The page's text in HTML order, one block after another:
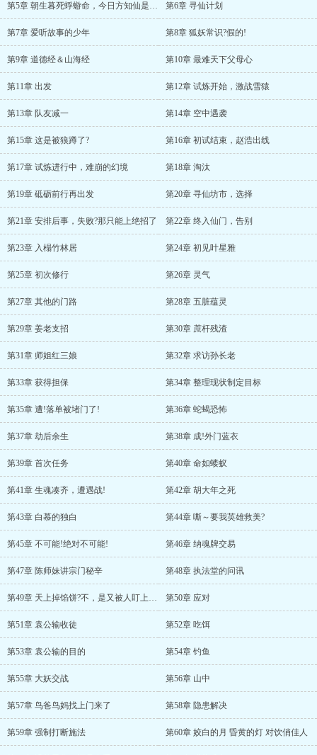
第5章 朝生暮死蜉蝣命，今日方知仙是仙! 第6章 寻仙计划
第7章 爱听故事的少年 第8章 狐妖常识?假的!
第9章 道德经＆山海经 第10章 最难天下父母心
第11章 出发 第12章 试炼开始，激战雪猿
第13章 队友减一 第14章 空中遇袭
第15章 这是被狼蹲了? 第16章 初试结束，赵浩出线
第17章 试炼进行中，难崩的幻境 第18章 淘汰
第19章 砥砺前行再出发 第20章 寻仙坊市，选择
第21章 安排后事，失败?那只能上绝招了 第22章 终入仙门，告别
第23章 入榻竹林居 第24章 初见叶星雅
第25章 初次修行 第26章 灵气
第27章 其他的门路 第28章 五脏蕴灵
第29章 姜老支招 第30章 蔗杆残渣
第31章 师姐红三娘 第32章 求访孙长老
第33章 获得担保 第34章 整理现状制定目标
第35章 遭!落单被堵门了! 第36章 蛇蝎恐怖
第37章 劫后余生 第38章 成!外门蓝衣
第39章 首次任务 第40章 命如蝼蚁
第41章 生魂凑齐，遭遇战! 第42章 胡大年之死
第43章 白慕的独白 第44章 嘶～要我英雄救美?
第45章 不可能!绝对不可能! 第46章 纳魂牌交易
第47章 陈师妹讲宗门秘辛 第48章 执法堂的问讯
第49章 天上掉馅饼?不，是又被人盯上了! 第50章 应对
第51章 袁公输收徒 第52章 吃饵
第53章 袁公输的目的 第54章 钓鱼
第55章 大妖交战 第56章 山中
第57章 鸟爸鸟妈找上门来了 第58章 隐患解决
第59章 强制打断施法 第60章 姣白的月 昏黄的灯 对饮俏佳人